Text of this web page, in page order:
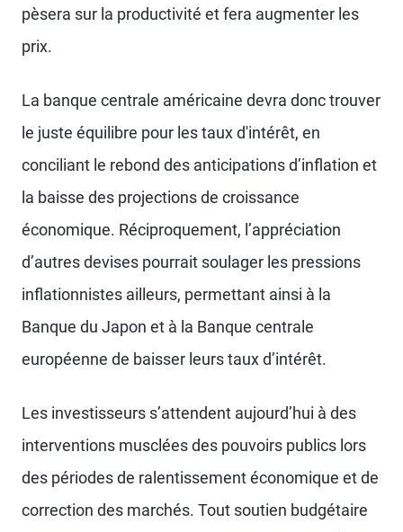
pèsera sur la productivité et fera augmenter les
prix.
La banque centrale américaine devra donc trouver
le juste équilibre pour les taux d'intérêt, en
conciliant le rebond des anticipations d’inflation et
la baisse des projections de croissance
économique. Réciproquement, l’appréciation
d’autres devises pourrait soulager les pressions
inflationnistes ailleurs, permettant ainsi à la
Banque du Japon et à la Banque centrale
européenne de baisser leurs taux d’intérêt.
Les investisseurs s’attendent aujourd’hui à des
interventions musclées des pouvoirs publics lors
des périodes de ralentissement économique et de
correction des marchés. Tout soutien budgétaire